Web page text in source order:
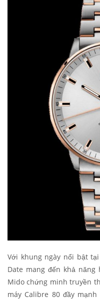
Với khung ngày nổi bật
Date mang đến khả
Mido chứng minh truyền
máy Calibre 80 đầy